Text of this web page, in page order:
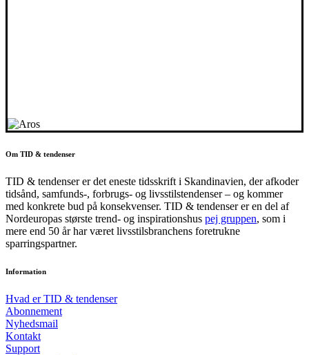
Om TID & tendenser
TID & tendenser er det eneste tidsskrift i Skandinavien, der afkoder
tidsånd, samfunds-, forbrugs- og livsstilstendenser – og kommer
med konkrete bud på konsekvenser. TID & tendenser er en del af
Nordeuropas største trend- og inspirationshus pej gruppen, som i
mere end 50 år har været livsstilsbranchens foretrukne
sparringspartner.
Information
Hvad er TID & tendenser
Abonnement
Nyhedsmail
Kontakt
Support